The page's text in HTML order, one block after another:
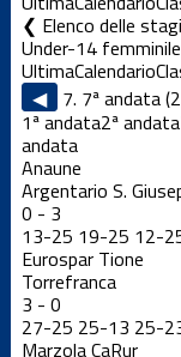
Elenco delle
Under-14
UltimaCalendario
◀ 7. 7ª andata
1ª andata2ª andata
andata
Anaune
Argentario S.
0 - 3
13-25 19-25 12-
Eurospar Tione
Torrefranca
3 - 0
27-25 25-13 25-
Marzola CaRur